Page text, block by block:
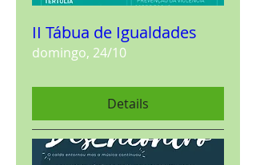
II Tábua de Igualdades
domingo, 24/10
Details